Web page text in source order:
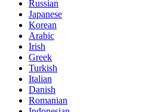
Russian
Japanese
Korean
Arabic
Irish
Greek
Turkish
Italian
Danish
Romanian